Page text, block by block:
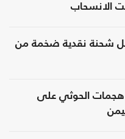
الانسحاب
شحنة نقدية ضخمة من
هجمات الحوثي على